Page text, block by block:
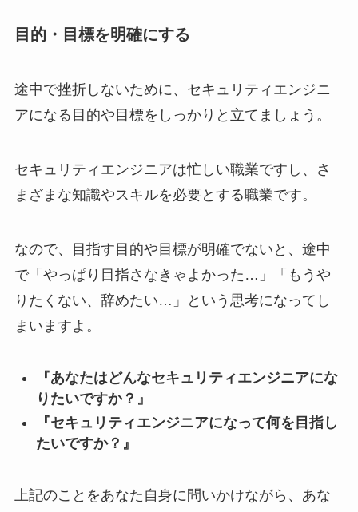
目的・目標を明確にする
途中で挫折しないために、セキュリティエンジニ
アになる目的や目標をしっかりと立てましょう。
セキュリティエンジニアは忙しい職業ですし、さ
まざまな知識やスキルを必要とする職業です。
なので、目指す目的や目標が明確でないと、途中
で「やっぱり目指さなきゃよかった…」「もうや
りたくない、辞めたい…」という思考になってし
まいますよ。
『あなたはどんなセキュリティエンジニアにな
りたいですか？』
『セキュリティエンジニアになって何を目指し
たいですか？』
上記のことをあなた自身に問いかけながら、あな